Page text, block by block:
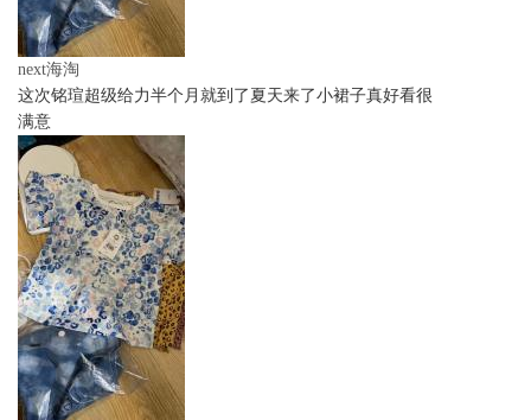
next海淘
这次铭瑄超级给力半个月就到了夏天来了小裙子真好看很
满意